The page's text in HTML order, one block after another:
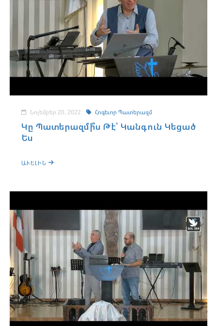
Նոյեմբեր 20, 2022 Հոգեւոր Պատերազմ
Կը Պատերազմի՞ս Թէ՝ Կանգուն Կեցած
Ես
ԱՒԵԼԻՆ